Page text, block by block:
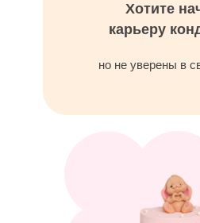
но не уверены в
Хотите
карьеру